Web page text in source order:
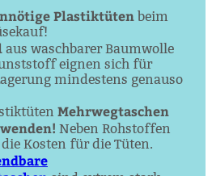
Plastiktüten beim
aus waschbarer Baumwolle
eignen sich für
mindestens genauso
Mehrwegtaschen
Neben Rohstoffen
Kosten für die Tüten.